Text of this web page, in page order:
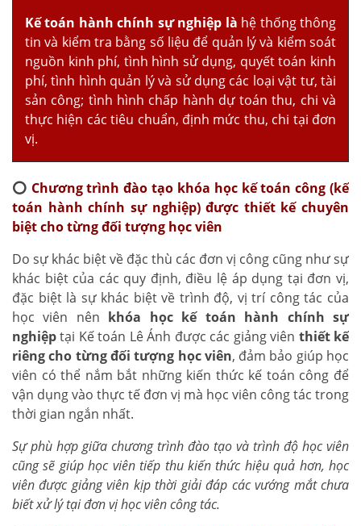
Kế toán hành chính sự nghiệp là hệ thống thông
tin và kiểm tra bằng số liệu để quản lý và kiểm soát
nguồn kinh phí, tình hình sử dụng, quyết toán kinh
phí, tình hình quản lý và sử dụng các loại vật tư, tài
sản công; tình hình chấp hành dự toán thu, chi và
thực hiện các tiêu chuẩn, định mức thu, chi tại đơn
vị.
⭕ Chương trình đào tạo khóa học kế toán công (kế
toán hành chính sự nghiệp) được thiết kế chuyên
biệt cho từng đối tượng học viên
Do sự khác biệt về đặc thù các đơn vị công cũng như sự
khác biệt của các quy định, điều lệ áp dụng tại đơn vị,
đặc biệt là sự khác biệt về trình độ, vị trí công tác của
học viên nên khóa học kế toán hành chính sự
nghiệptại Kế toán Lê Ánh được các giảng viên thiết kế
riêng cho từng đối tượng học viên, đảm bảo giúp học
viên có thể nắm bắt những kiến thức kế toán công để
vận dụng vào thực tế đơn vị mà học viên công tác trong
thời gian ngắn nhất.
Sự phù hợp giữa chương trình đào tạo và trình độ học viên
cũng sẽ giúp học viên tiếp thu kiến thức hiệu quả hơn, học
viên được giảng viên kịp thời giải đáp các vướng mắt chưa
biết xử lý tại đơn vị học viên công tác.